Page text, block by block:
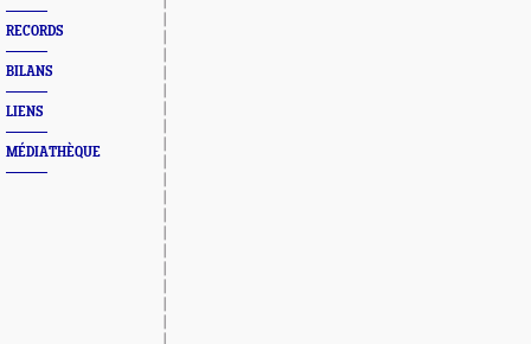
RECORDS
BILANS
LIENS
MÉDIATHÈQUE